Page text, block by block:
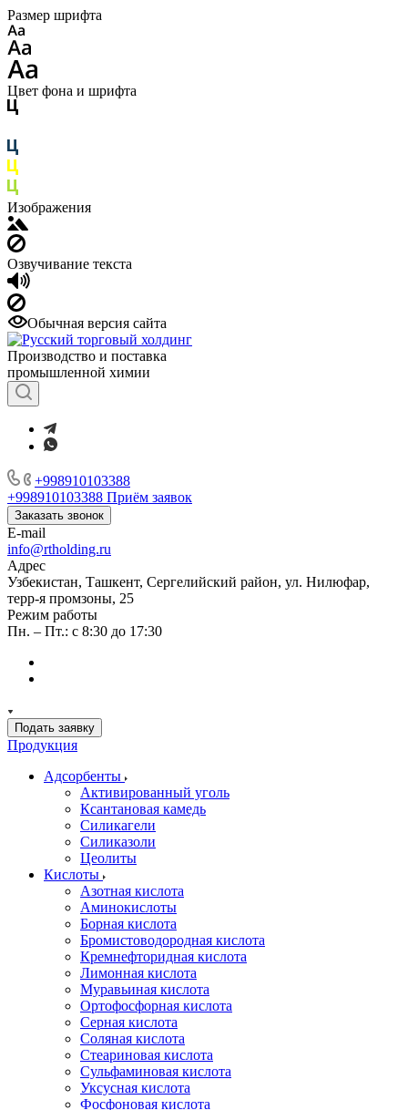
Размер шрифта
Цвет фона и шрифта
Изображения
Озвучивание текста
Обычная версия сайта
Производство и поставка
промышленной химии
+998910103388
+998910103388 Приём заявок
Заказать звонок
E-mail
info@rtholding.ru
Адрес
Узбекистан, Ташкент, Сергелийский район, ул. Нилюфар,
терр-я промзоны, 25
Режим работы
Пн. – Пт.: с 8:30 до 17:30
Подать заявку
Продукция
Адсорбенты
Активированный уголь
Ксантановая камедь
Силикагели
Силиказоли
Цеолиты
Кислоты
Азотная кислота
Аминокислоты
Борная кислота
Бромистоводородная кислота
Кремнефторидная кислота
Лимонная кислота
Муравьиная кислота
Ортофосфорная кислота
Серная кислота
Соляная кислота
Стеариновая кислота
Сульфаминовая кислота
Уксусная кислота
Фосфоновая кислота